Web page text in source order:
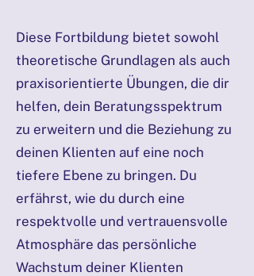
Diese Fortbildung bietet sowohl
theoretische Grundlagen als auch
praxisorientierte Übungen, die dir
helfen, dein Beratungsspektrum
zu erweitern und die Beziehung zu
deinen Klienten auf eine noch
tiefere Ebene zu bringen. Du
erfährst, wie du durch eine
respektvolle und vertrauensvolle
Atmosphäre das persönliche
Wachstum deiner Klienten